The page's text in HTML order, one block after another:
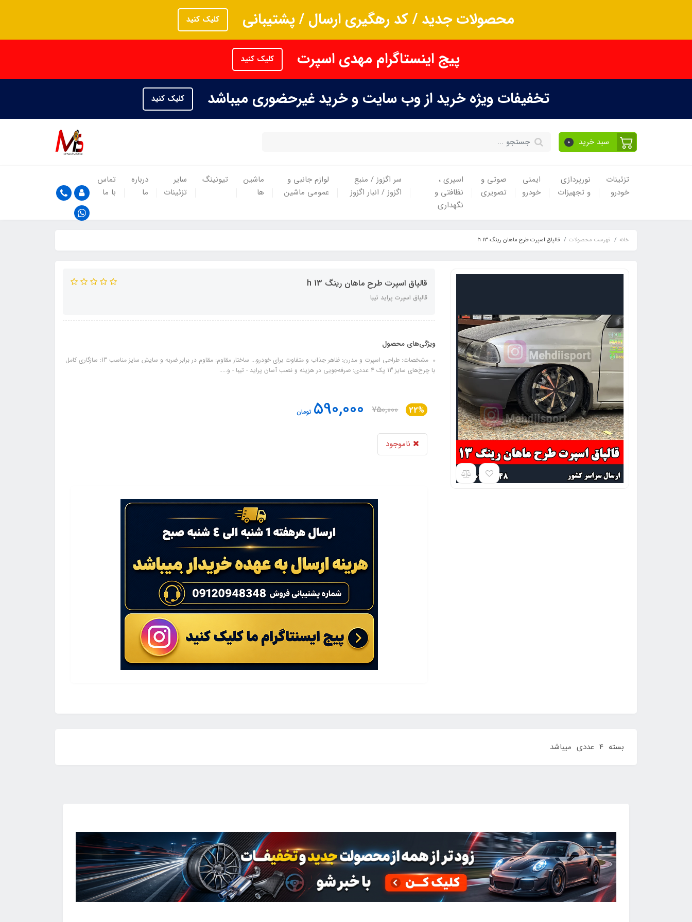
محصولات جدید / کد رهگیری ارسال / پشتیبانی کلیک کنید
پیج اینستاگرام مهدی اسپرت کلیک کنید
تخفیفات ویژه خرید از وب سایت و خرید غیرحضوری میباشد کلیک کنید
سبد خرید 0
تزئینات
خودرو
نورپردازی
و تجهیزات
ایمنی
خودرو
صوتی و
تصویری
اسپری ،
نظافتی و
نگهداری
سر اگزوز / منبع
اگزوز / انبار اگزوز
لوازم جانبی و
عمومی ماشین
ماشین
ها
تیونینگ
سایر
تزئینات
درباره
ما
تماس
با ما
خانه فهرست محصولات قالپاق اسپرت طرح ماهان رینگ 13 h
قالپاق اسپرت طرح ماهان رینگ 13 h
قالپاق اسپرت پراید تیبا
ویژگی‌های محصول
مشخصات: طراحی اسپرت و مدرن: ظاهر جذاب و متفاوت برای خودرو... ساختار مقاوم: مقاوم در برابر ضربه و سایش سایز مناسب 13: سازگاری کامل
با چرخ‌های سایز 13 پک 4 عددی: صرفه‌جویی در هزینه و نصب آسان پراید - تیبا - و.....
22%
750,000
590,000 تومان
ناموجود
بسته 4 عددی میباشد